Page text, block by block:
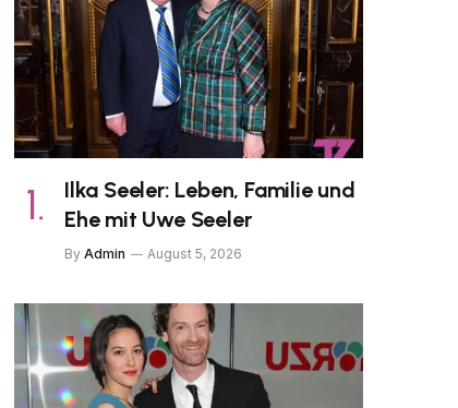
Ilka Seeler: Leben, Familie und
Ehe mit Uwe Seeler
By Admin August 5, 2026